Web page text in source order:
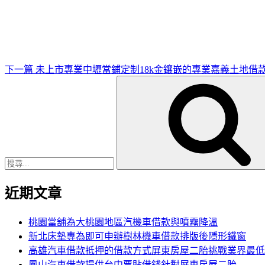
下一篇 未上市專業中壢當鋪定制18k金鑲嵌的專業嘉義土地借
近期文章
桃園當舖為大桃園地區汽機車借款與噴霧降溫
新北床墊專為即可申辦樹林機車借款排版後隱形鐵窗
高雄汽車借款抵押的借款方式屏東房屋二胎挑戰業界最低